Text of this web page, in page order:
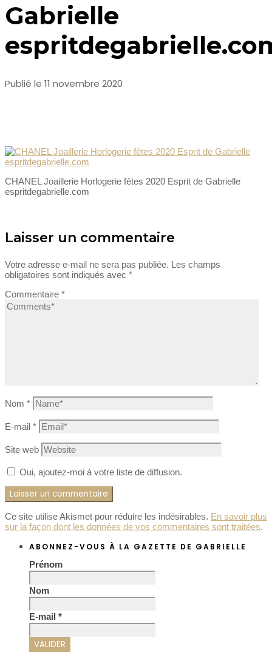
Gabrielle
Publié le 11 novembre 2020
CHANEL Joaillerie Horlogerie fêtes 2020 Esprit de Gabrielle
espritdegabrielle.com
Laisser un commentaire
Votre adresse e-mail ne sera pas publiée. Les champs
obligatoires sont indiqués avec *
Commentaire *
Nom *
E-mail *
Site web
Oui, ajoutez-moi à votre liste de diffusion.
Ce site utilise Akismet pour réduire les indésirables. En savoir plus
sur la façon dont les données de vos commentaires sont traitées.
ABONNEZ-VOUS À LA GAZETTE DE GABRIELLE
Prénom
Nom
E-mail *